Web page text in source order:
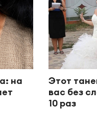
на
Этот
вас без
10 раз